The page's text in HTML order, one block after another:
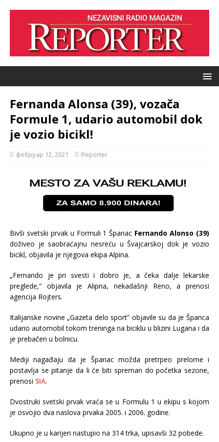
Fernanda Alonsa (39), vozača
Formule 1, udario automobil dok
je vozio bicikl!
фебруар 12, 2021 Reporter
Bivši svetski prvak u Formuli 1 Španac Fernando Alonso (39)
doživeo je saobraćajnu nesreću u Švajcarskoj dok je vozio
bicikl, objavila je njegova ekipa Alpina.
„Fernando je pri svesti i dobro je, a čeka dalje lekarske
preglede,” objavila je Alipna, nekadašnji Reno, a prenosi
agencija Rojters.
Italijanske novine „Gazeta delo sport” objavile su da je Španca
udario automobil tokom treninga na biciklu u blizini Lugana i da
je prebačen u bolnicu.
Mediji nagađaju da je Španac možda pretrpeo prelome i
postavlja se pitanje da li će biti spreman do početka sezone,
prenosi SIA.
Dvostruki svetski prvak vraća se u Formulu 1 u ekipu s kojom
je osvojio dva naslova prvaka 2005. i 2006. godine.
Ukupno je u karijeri nastupio na 314 trka, upisavši 32 pobede.